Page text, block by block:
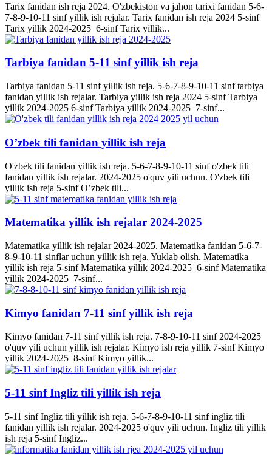
Tarix fanidan ish reja 2024. O'zbekiston va jahon tarixi fanidan 5-6-
7-8-9-10-11 sinf yillik ish rejalar. Tarix fanidan ish reja 2024 5-sinf
Tarix yillik 2024-2025 6-sinf Tarix yillik...
Tarbiya fanidan 5-11 sinf yillik ish reja
Tarbiya fanidan 5-11 sinf yillik ish reja. 5-6-7-8-9-10-11 sinf tarbiya
fanidan yillik ish rejalar. Tarbiya yillik ish reja 2024 5-sinf Tarbiya
yillik 2024-2025 6-sinf Tarbiya yillik 2024-2025 7-sinf...
O’zbek tili fanidan yillik ish reja
O'zbek tili fanidan yillik ish reja. 5-6-7-8-9-10-11 sinf o'zbek tili
fanidan yillik ish rejalar. 2024-2025 o'quv yili uchun. O'zbek tili
yillik ish reja 5-sinf O’zbek tili...
Matematika yillik ish rejalar 2024-2025
Matematika yillik ish rejalar 2024-2025. Matematika fanidan 5-6-7-
8-9-10-11 sinflar uchun yillik ish reja. Yuklab olish. Matematika
yillik ish reja 5-sinf Matematika yillik 2024-2025 6-sinf Matematika
yillik 2024-2025 7-sinf...
Kimyo fanidan 7-11 sinf yillik ish reja
Kimyo fanidan 7-11 sinf yillik ish reja. 7-8-9-10-11 sinf 2024-2025
o'quv yili uchun yillik ish rejalar. Kimyo ish reja yillik 7-sinf Kimyo
yillik 2024-2025 8-sinf Kimyo yillik...
5-11 sinf Ingliz tili yillik ish reja
5-11 sinf Ingliz tili yillik ish reja. 5-6-7-8-9-10-11 sinf ingliz tili
fanidan yillik ish rejalar. 2024-2025 o'quv yili uchun. Ingliz tili yillik
ish reja 5-sinf Ingliz...